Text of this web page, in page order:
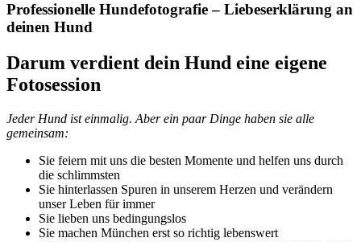
Professionelle Hundefotografie – Liebeserklärung an
deinen Hund
Darum verdient dein Hund eine eigene
Fotosession
Jeder Hund ist einmalig. Aber ein paar Dinge haben sie alle
gemeinsam:
Sie feiern mit uns die besten Momente und helfen uns durch
die schlimmsten
Sie hinterlassen Spuren in unserem Herzen und verändern
unser Leben für immer
Sie lieben uns bedingungslos
Sie machen München erst so richtig lebenswert